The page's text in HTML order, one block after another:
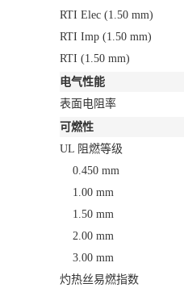
RTI Elec (1.50 mm)
RTI Imp (1.50 mm)
RTI (1.50 mm)
电气性能
表面电阻率
可燃性
UL 阻燃等级
0.450 mm
1.00 mm
1.50 mm
2.00 mm
3.00 mm
灼热丝易燃指数